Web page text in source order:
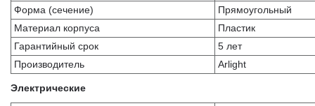
Форма (сечение)
Прямоугольный
Материал корпуса
Пластик
Гарантийный срок
5 лет
Производитель
Arlight
Электрические